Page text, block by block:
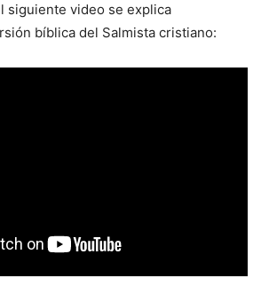
siguiente video se explica
bíblica del Salmista cristiano: